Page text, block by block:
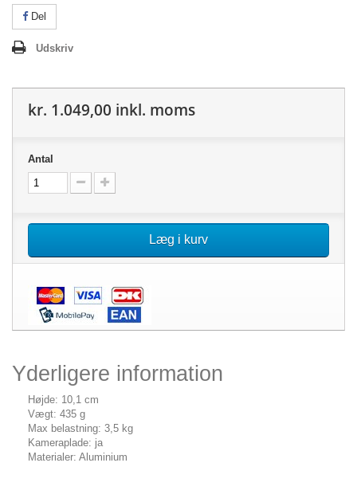
Del
Udskriv
kr. 1.049,00 inkl. moms
Antal
Læg i kurv
Yderligere information
Højde: 10,1 cm
Vægt: 435 g
Max belastning: 3,5 kg
Kameraplade: ja
Materialer: Aluminium